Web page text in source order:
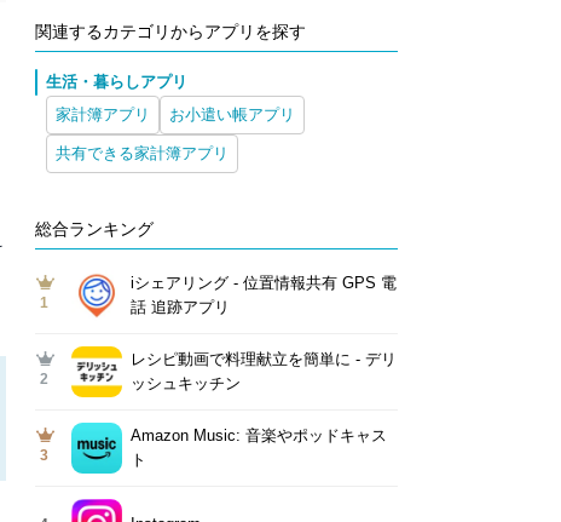
関連するカテゴリからアプリを探す
生活・暮らしアプリ
家計簿アプリ
お小遣い帳アプリ
共有できる家計簿アプリ
総合ランキング
1
iシェアリング - 位置情報共有 GPS 電
話 追跡アプリ
2
レシピ動画で料理献立を簡単‪に - デリ
ッシュキッチン
3
Amazon Music: 音楽やポッドキャス
ト